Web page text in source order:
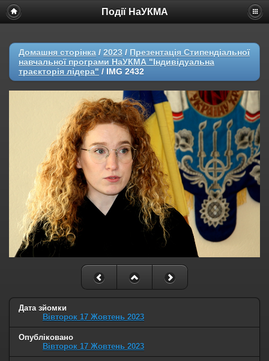
Події НаУКМА
Домашня сторінка / 2023 / Презентація Стипендіальної
навчальної програми НаУКМА "Індивідуальна
траєкторія лідера" / IMG 2432
Дата зйомки
Вівторок 17 Жовтень 2023
Опубліковано
Вівторок 17 Жовтень 2023